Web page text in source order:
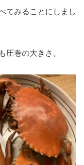
てみることにしまし
圧巻の大きさ。